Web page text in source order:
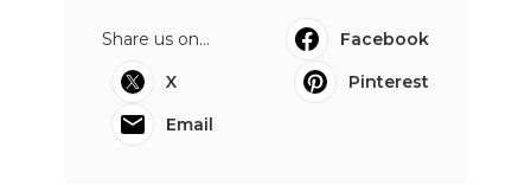
Share us on...
Facebook
X
Pinterest
Email